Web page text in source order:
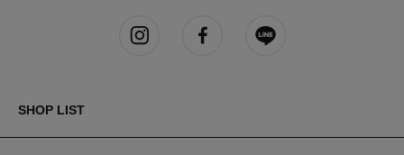
SHOP LIST